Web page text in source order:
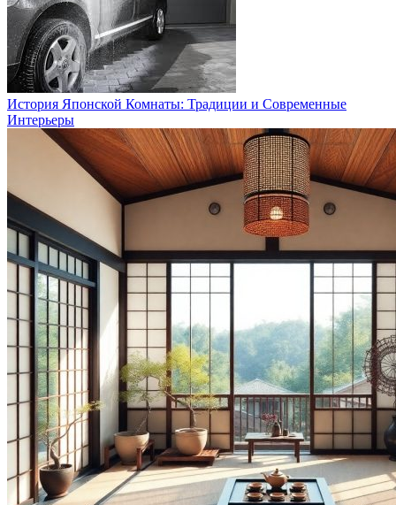
История Японской Комнаты: Традиции и Современные
Интерьеры